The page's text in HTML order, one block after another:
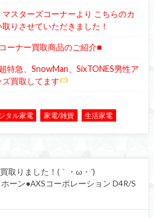
スターズコーナーより こちらのカ
りさせていただきました！
ーナー買取商品のご紹介■
特急、SnowMan、SixTONES男性ア
ズ買取してます
タル家電 家電/雑貨 生活家電
取りました！(｀・ω・´)ゞ
ーン●AXSコーポレーション D4R/S